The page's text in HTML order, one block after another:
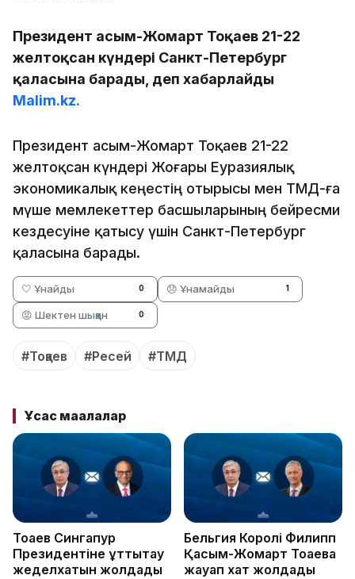
Президент Қасым-Жомарт Тоқаев 21-22
желтоқсан күндері Санкт-Петербург
қаласына барады, деп хабарлайды
Malim.kz.
Президент Қасым-Жомарт Тоқаев 21-22
желтоқсан күндері Жоғары Еуразиялық
экономикалық кеңестің отырысы мен ТМД-ға
мүше мемлекеттер басшыларының бейресми
кездесуіне қатысу үшін Санкт-Петербург
қаласына барады.
🤍 Ұнайды 0 😞 Ұнамайды 1
😡 Шектен шыққан 0
#Тоқаев #Ресей #ТМД
Ұқсас мақалалар
Тоқаев Сингапур
Президентіне құттықтау
жеделхатын жолдады
Бельгия Королі Филипп
Қасым-Жомарт Тоқаевқа
жауап хат жолдады